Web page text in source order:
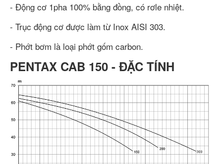
- Động cơ 1pha 100% bằng đồng, có rơle nhiệt.
- Trục động cơ được làm từ Inox AISI 303.
- Phớt bơm là loại phớt gốm carbon.
PENTAX CAB 150 - ĐẶC TÍNH